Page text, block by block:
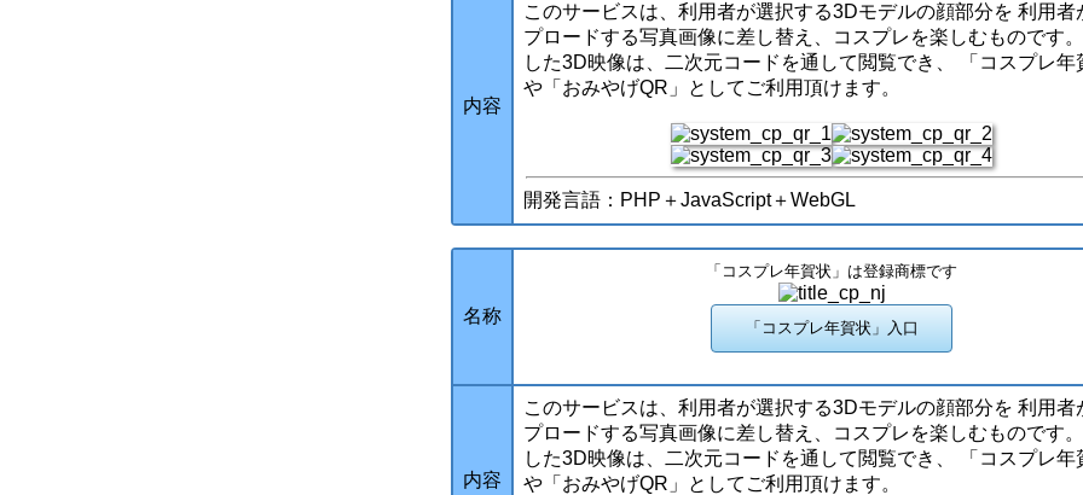
内容
このサービスは、利用者が選択する3Dモデルの顔部分を 利用者
プロードする写真画像に差し替え、コスプレを楽しむものです
した3D映像は、二次元コードを通して閲覧でき、 「コスプレ年
や「おみやげQR」としてご利用頂けます。
開発言語：PHP＋JavaScript＋WebGL
名称
「コスプレ年賀状」は登録商標です
内容
このサービスは、利用者が選択する3Dモデルの顔部分を 利用者
プロードする写真画像に差し替え、コスプレを楽しむものです
した3D映像は、二次元コードを通して閲覧でき、 「コスプレ年
や「おみやげQR」としてご利用頂けます。